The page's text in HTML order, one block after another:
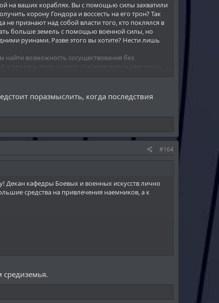
на ваших кораблях. Вы с помощью силы захватили
корону Гондора и воссесть на его трон? Так
не признают над собой власти того, кто поклялся в
больше земель с помощью военной силы, но
руинами. Разве этого вы хотите? Нести лишь
возможность сосуществования без
и плодить вдов и сирот. Насилие порождает лишь
и по этому он получил то, что ему причитается.
разрушению и забвению. Я верю, что где-то
пока ещё не стало слишком поздно!
поразмыслить, когда последствия
#164
кафедры Боевых и военных искусств лично
средства на привлечения наемников, а к